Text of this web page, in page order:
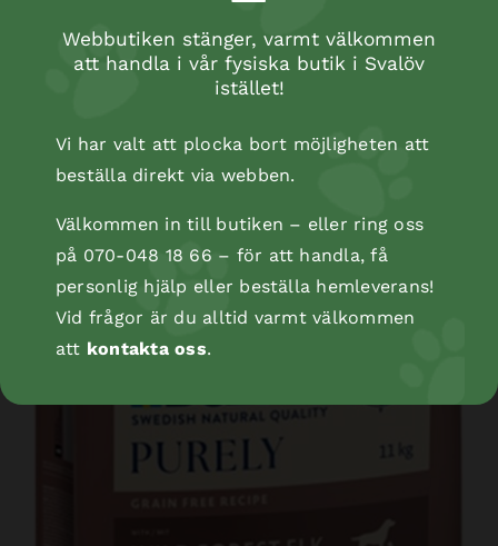
Webbutiken stänger, varmt välkommen
att handla i vår fysiska butik i Svalöv
istället!
Vi har valt att plocka bort möjligheten att
beställa direkt via webben.
Välkommen in till butiken – eller ring oss
på 070-048 18 66 – för att handla, få
personlig hjälp eller beställa hemleverans!
Vid frågor är du alltid varmt välkommen
att kontakta oss.